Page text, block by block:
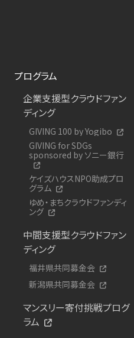
プログラム
企業支援型クラウドファン
ディング
GIVING 100 by Yogibo
GIVING for SDGs
sponsored by ソニー銀行
ケイズハウスNPO助成プロ
グラム
ゆめ・まちクラウドファンディ
ング
中間支援型クラウドファン
ディング
福井県共同募金会
新潟県共同募金会
マンスリー寄付挑戦プログ
ラム